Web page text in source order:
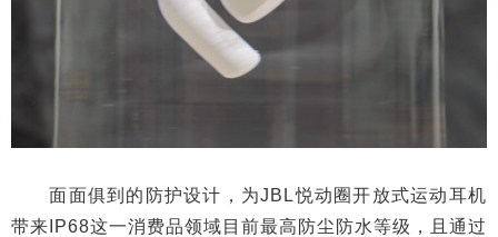
面面俱到的防护设计，为JBL悦动圈开放式运动耳机
带来IP68这一消费品领域目前最高防尘防水等级，且通过